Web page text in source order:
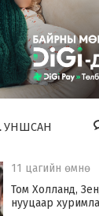
УНШСАН
11 цагийн өмнө
Том Холланд,
нууцаар